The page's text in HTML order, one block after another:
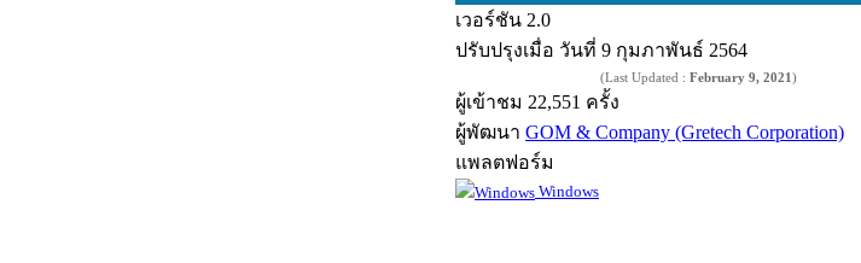
เวอร์ชัน 2.0
ปรับปรุงเมื่อ วันที่ 9 กุมภาพันธ์ 2564
(Last Updated : February 9, 2021)
ผู้เข้าชม 22,551 ครั้ง
ผู้พัฒนา GOM & Company (Gretech Corporation)
แพลตฟอร์ม
Windows